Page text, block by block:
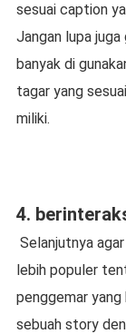
sesuai caption
Jangan lupa
banyak di
tagar yang
miliki.
4.
Selanjutnya
lebih populer
penggemar
sebuah story